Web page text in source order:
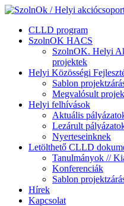
CLLD program
SzolnOK HACS
SzolnOK. Helyi
projektek
Helyi Közösségi
Sablon
Megvalósult
Helyi felhívások
Aktuális
Lezárult
Nyerteseinknek
Letölthető CLLD
Tanulmányok //
Konferenciák
Sablon
Hírek
Kapcsolat